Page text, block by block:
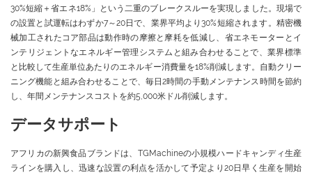
30%短縮＋省エネ18%」という二重のブレークスルーを実現しました。現場で
の設置と試運転はわずか7～20日で、業界平均より30%短縮されます。精密機
械加工されたコア部品は動作時の摩擦と摩耗を低減し、省エネモーターとイ
ンテリジェントなエネルギー管理システムと組み合わせることで、業界標準
と比較して生産単位あたりのエネルギー消費量を18%削減します。自動クリー
ニング機能と組み合わせることで、毎日2時間の手動メンテナンス時間を節約
し、年間メンテナンスコストを約5,000米ドル削減します。
データサポート
アフリカの新興食品ブランドは、TGMachineの小規模ハードキャンディ生産
ラインを購入し、迅速な設置の利点を活かして予定より20日早く生産を開始